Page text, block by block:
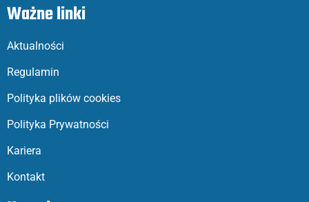
Ważne linki
Aktualności
Regulamin
Polityka plików cookies
Polityka Prywatności
Kariera
Kontakt